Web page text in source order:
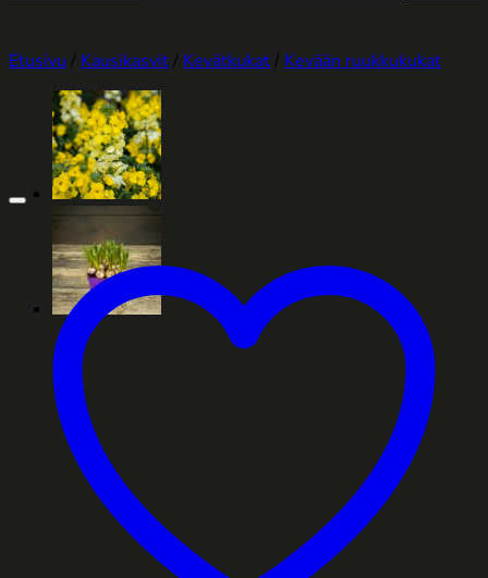
Etusivu / Kausikasvit/ Kevätkukat/ Kevään ruukkukukat